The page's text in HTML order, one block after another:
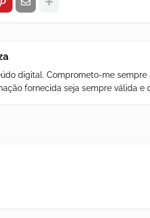
digital. Comprometo-me sempre
fornecida seja sempre válida e